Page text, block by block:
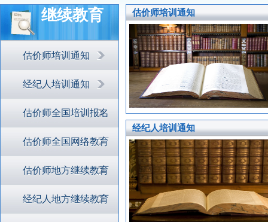
继续教育
估价师培训通知
经纪人培训通知
估价师全国培训报名
估价师全国网络教育
估价师地方继续教育
经纪人地方继续教育
估价师培训通知
经纪人培训通知